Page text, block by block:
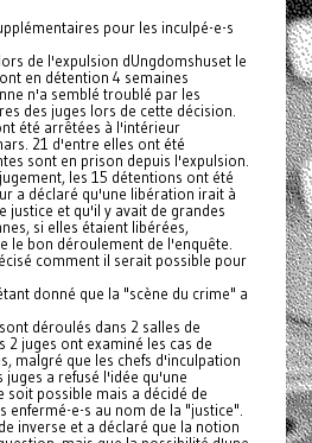
pour les inculpé-e-s
de l'expulsion dUngdomshuset le
en détention 4 semaines
n'a semblé troublé par les
des juges lors de cette décision.
été arrêtées à l'intérieur
21 d'entre elles ont été
sont en prison depuis l'expulsion.
les 15 détentions ont été
a déclaré qu'une libération irait à
justice et qu'il y avait de grandes
si elles étaient libérées,
le bon déroulement de l'enquête.
comment il serait possible pour
donné que la "scène du crime" a
déroulés dans 2 salles de
2 juges ont examiné les cas de
malgré que les chefs d'inculpation
juges a refusé l'idée qu'une
possible mais a décidé de
enfermé-e-s au nom de la "justice".
inverse et a déclaré que la notion